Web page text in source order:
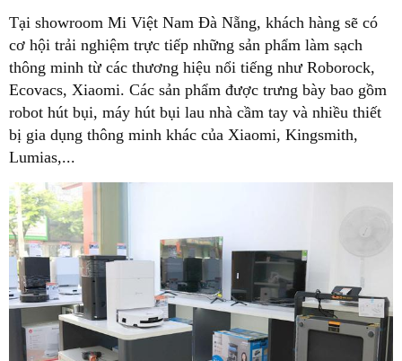
Tại showroom Mi Việt Nam Đà Nẵng, khách hàng sẽ có
cơ hội trải nghiệm trực tiếp những sản phẩm làm sạch
thông minh từ các thương hiệu nổi tiếng như Roborock,
Ecovacs, Xiaomi. Các sản phẩm được trưng bày bao gồm
robot hút bụi, máy hút bụi lau nhà cầm tay và nhiều thiết
bị gia dụng thông minh khác của Xiaomi, Kingsmith,
Lumias,...